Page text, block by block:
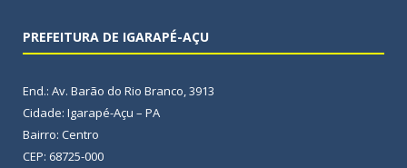
PREFEITURA DE IGARAPÉ-AÇU
End.: Av. Barão do Rio Branco, 3913
Cidade: Igarapé-Açu – PA
Bairro: Centro
CEP: 68725-000